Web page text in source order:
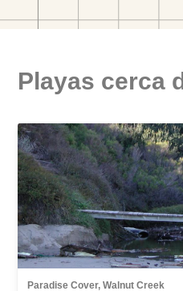
Playas cerca
Paradise Cover, Walnut Creek